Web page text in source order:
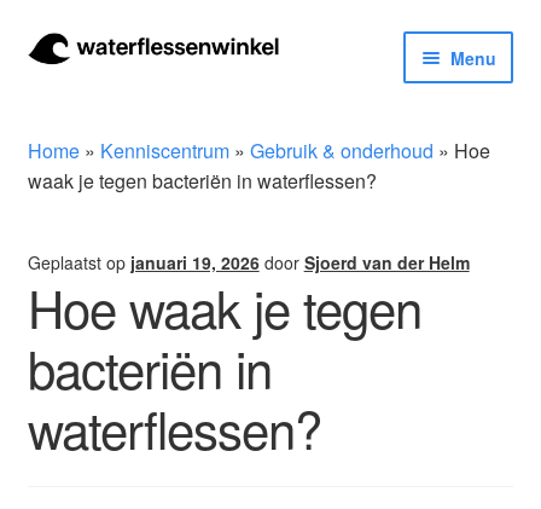
Ga
Ga
Menu
Bidons
Kinderflessen
Drinkfles met rietje
Waterfles met filter
Home» Kenniscentrum» Gebruik & onderhoud » Hoe
waak je tegen bacteriën in waterflessen?
Geplaatst op januari 19, 2026 door Sjoerd van der Helm
Hoe waak je tegen
bacteriën in
waterflessen?